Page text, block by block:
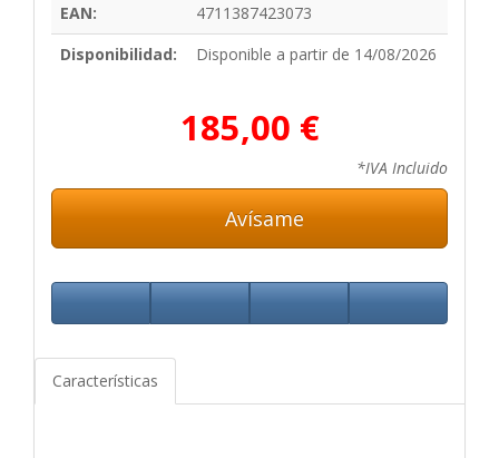
EAN:
4711387423073
Disponibilidad:
Disponible a partir de 14/08/2026
185,00 €
*IVA Incluido
Avísame
Características